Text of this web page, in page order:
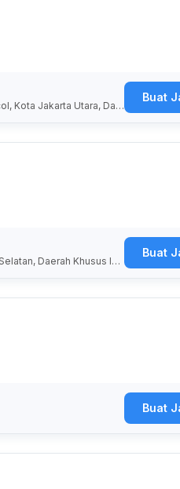
Kota Jakarta Utara, Dae
Buat
Daerah Khusus Ibu
Buat
Buat